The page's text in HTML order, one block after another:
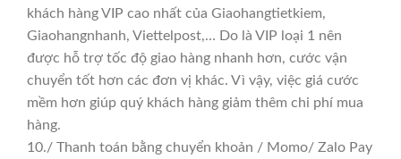
khách hàng VIP cao nhất của Giaohangtietkiem,
Giaohangnhanh, Viettelpost,… Do là VIP loại 1 nên
được hỗ trợ tốc độ giao hàng nhanh hơn, cước vận
chuyển tốt hơn các đơn vị khác. Vì vậy, việc giá cước
mềm hơn giúp quý khách hàng giảm thêm chi phí mua
hàng.
10./ Thanh toán bằng chuyển khoản / Momo/ Zalo Pay